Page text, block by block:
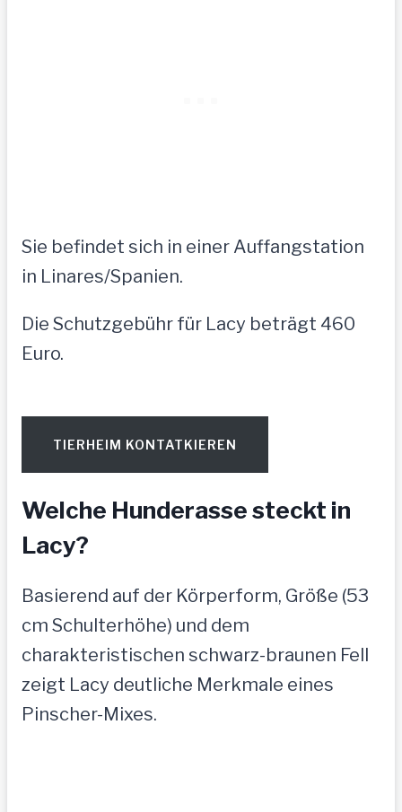
Sie befindet sich in einer Auffangstation
in Linares/Spanien.
Die Schutzgebühr für Lacy beträgt 460
Euro.
TIERHEIM KONTATKIEREN
Welche Hunderasse steckt in
Lacy?
Basierend auf der Körperform, Größe (53
cm Schulterhöhe) und dem
charakteristischen schwarz-braunen Fell
zeigt Lacy deutliche Merkmale eines
Pinscher-Mixes.